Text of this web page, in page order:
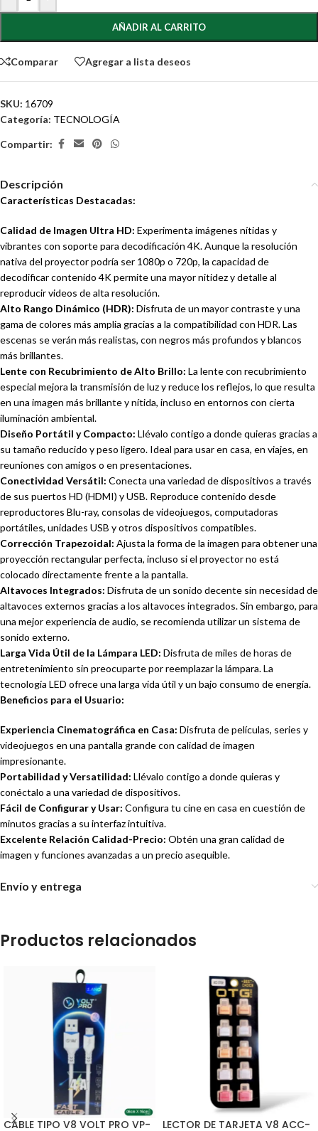
AÑADIR AL CARRITO
Comparar Agregar a lista deseos
SKU: 16709
Categoría: TECNOLOGÍA
Compartir:
Descripción
Características Destacadas:
Calidad de Imagen Ultra HD: Experimenta imágenes nítidas y
vibrantes con soporte para decodificación 4K. Aunque la resolución
nativa del proyector podría ser 1080p o 720p, la capacidad de
decodificar contenido 4K permite una mayor nitidez y detalle al
reproducir videos de alta resolución.
Alto Rango Dinámico (HDR): Disfruta de un mayor contraste y una
gama de colores más amplia gracias a la compatibilidad con HDR. Las
escenas se verán más realistas, con negros más profundos y blancos
más brillantes.
Lente con Recubrimiento de Alto Brillo: La lente con recubrimiento
especial mejora la transmisión de luz y reduce los reflejos, lo que resulta
en una imagen más brillante y nítida, incluso en entornos con cierta
iluminación ambiental.
Diseño Portátil y Compacto: Llévalo contigo a donde quieras gracias a
su tamaño reducido y peso ligero. Ideal para usar en casa, en viajes, en
reuniones con amigos o en presentaciones.
Conectividad Versátil: Conecta una variedad de dispositivos a través
de sus puertos HD (HDMI) y USB. Reproduce contenido desde
reproductores Blu-ray, consolas de videojuegos, computadoras
portátiles, unidades USB y otros dispositivos compatibles.
Corrección Trapezoidal: Ajusta la forma de la imagen para obtener una
proyección rectangular perfecta, incluso si el proyector no está
colocado directamente frente a la pantalla.
Altavoces Integrados: Disfruta de un sonido decente sin necesidad de
altavoces externos gracias a los altavoces integrados. Sin embargo, para
una mejor experiencia de audio, se recomienda utilizar un sistema de
sonido externo.
Larga Vida Útil de la Lámpara LED: Disfruta de miles de horas de
entretenimiento sin preocuparte por reemplazar la lámpara. La
tecnología LED ofrece una larga vida útil y un bajo consumo de energía.
Beneficios para el Usuario:
Experiencia Cinematográfica en Casa: Disfruta de películas, series y
videojuegos en una pantalla grande con calidad de imagen
impresionante.
Portabilidad y Versatilidad: Llévalo contigo a donde quieras y
conéctalo a una variedad de dispositivos.
Fácil de Configurar y Usar: Configura tu cine en casa en cuestión de
minutos gracias a su interfaz intuitiva.
Excelente Relación Calidad-Precio: Obtén una gran calidad de
imagen y funciones avanzadas a un precio asequible.
Envío y entrega
Productos relacionados
CABLE TIPO V8 VOLT PRO VP- LECTOR DE TARJETA V8 ACC-